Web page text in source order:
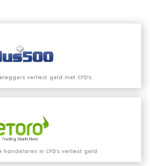
verliest geld met CFD’s.
handelaren in CFD's verliest geld